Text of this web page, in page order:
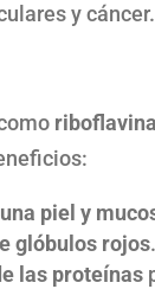
y cáncer.
riboflavina
piel y
glóbulos rojos.
las proteínas